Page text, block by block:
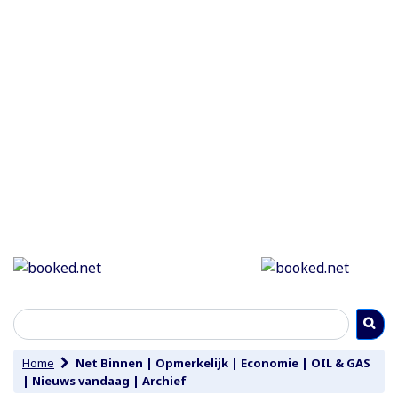
Home Net Binnen | Opmerkelijk | Economie | OIL & GAS
| Nieuws vandaag | Archief